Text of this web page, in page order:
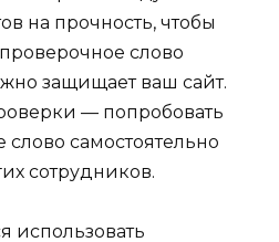
на прочность, чтобы
слово
защищает ваш сайт.
— попробовать
слово самостоятельно
сотрудников.
использовать